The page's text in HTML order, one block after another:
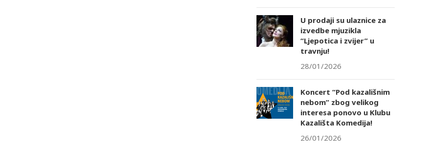
U prodaji su ulaznice za
izvedbe mjuzikla
“Ljepotica i zvijer” u
travnju!
28/01/2026
Koncert “Pod kazališnim
nebom” zbog velikog
interesa ponovo u Klubu
Kazališta Komedija!
26/01/2026